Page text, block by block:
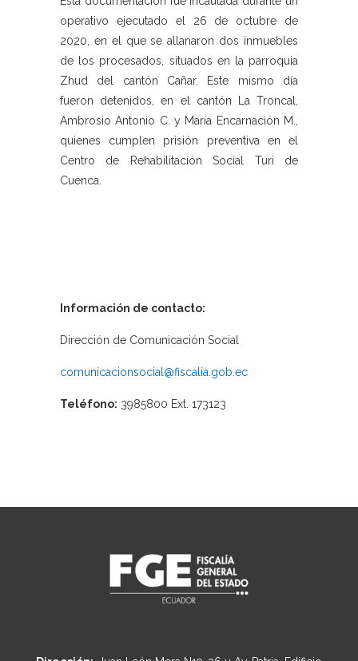
operativo ejecutado el 26 de octubre de
2020, en el que se allanaron dos inmuebles
de los procesados, situados en la parroquia
Zhud del cantón Cañar. Este mismo día
fueron detenidos, en el cantón La Troncal,
Ambrosio Antonio C. y María Encarnación M.,
quienes cumplen prisión preventiva en el
Centro de Rehabilitación Social Turi de
Cuenca.
Información de contacto:
Dirección de Comunicación Social
comunicacionsocial@fiscalia.gob.ec
Teléfono: 3985800 Ext. 173123